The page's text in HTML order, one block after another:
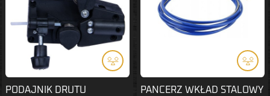
PODAJNIK DRUTU
PANCERZ WKŁAD STALOWY